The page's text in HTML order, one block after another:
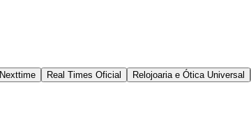
Nexttime Real Times Oficial Relojoaria e Ótica Universal